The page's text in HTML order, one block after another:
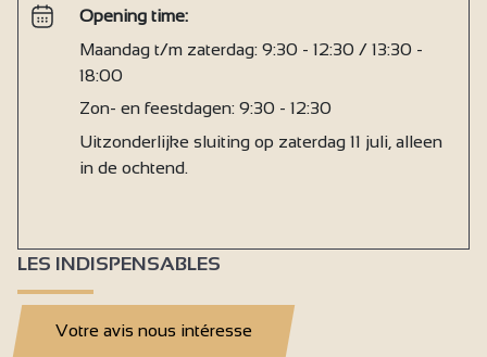
Opening time:
Maandag t/m zaterdag: 9:30 - 12:30 / 13:30 -
18:00
Zon- en feestdagen: 9:30 - 12:30
Uitzonderlijke sluiting op zaterdag 11 juli, alleen
in de ochtend.
LES INDISPENSABLES
Votre avis nous intéresse